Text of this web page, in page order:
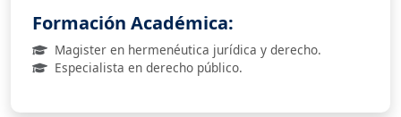
Formación Académica:
Magister en hermenéutica jurídica y derecho.
Especialista en derecho público.